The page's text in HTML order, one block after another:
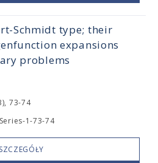
Schmidt type; their
expansions
problems
73-74
1-73-74
SZCZEGÓŁY